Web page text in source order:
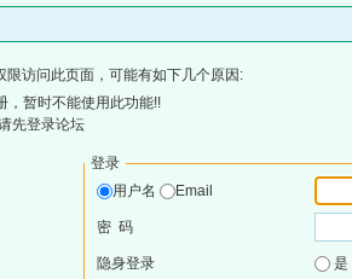
限访问此页面，可能有如下几个原因:
，暂时不能使用此功能!!
先登录论坛
登录
用户名
Email
密 码
隐身登录